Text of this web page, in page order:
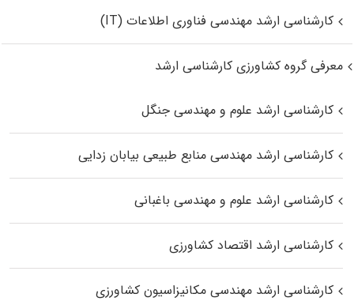
کارشناسی ارشد مهندسی فناوری اطلاعات (IT)
معرفی گروه کشاورزی کارشناسی ارشد
کارشناسی ارشد علوم و مهندسی جنگل
کارشناسی ارشد مهندسی منابع طبیعی بیابان زدایی
کارشناسی ارشد علوم و مهندسی باغبانی
کارشناسی ارشد اقتصاد کشاورزی
کارشناسی ارشد مهندسی مکانیزاسیون کشاورزی